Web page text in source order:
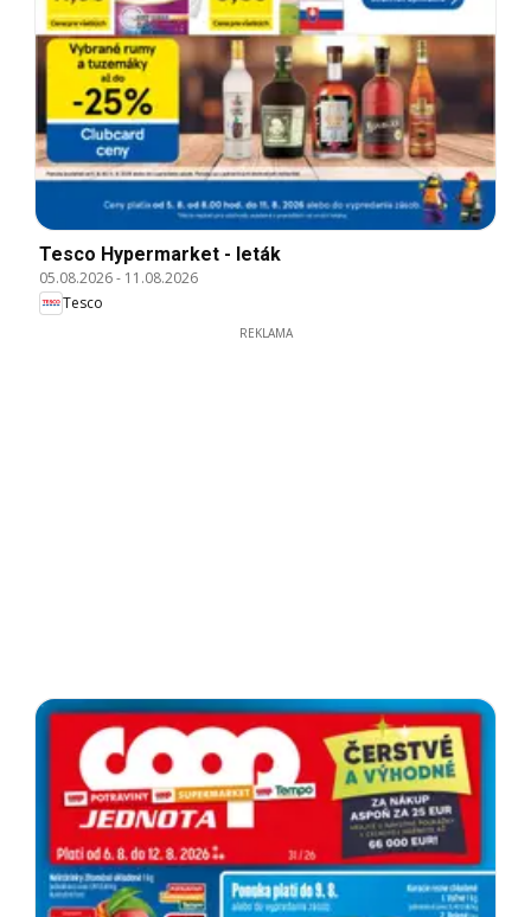
Tesco Hypermarket - leták
05.08.2026- 11.08.2026
Tesco
REKLAMA